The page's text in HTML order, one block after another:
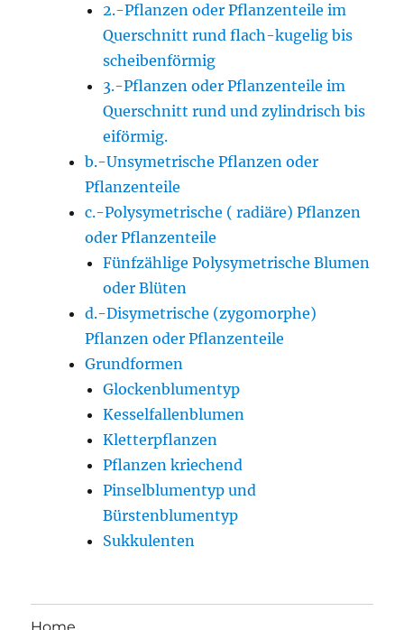
2.-Pflanzen oder Pflanzenteile im
Querschnitt rund flach-kugelig bis
scheibenförmig
3.-Pflanzen oder Pflanzenteile im
Querschnitt rund und zylindrisch bis
eiförmig.
b.-Unsymetrische Pflanzen oder
Pflanzenteile
c.-Polysymetrische ( radiäre) Pflanzen
oder Pflanzenteile
Fünfzählige Polysymetrische Blumen
oder Blüten
d.-Disymetrische (zygomorphe)
Pflanzen oder Pflanzenteile
Grundformen
Glockenblumentyp
Kesselfallenblumen
Kletterpflanzen
Pflanzen kriechend
Pinselblumentyp und
Bürstenblumentyp
Sukkulenten